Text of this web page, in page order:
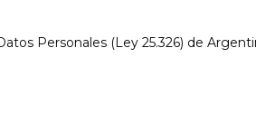
Personales (Ley 25.326) de